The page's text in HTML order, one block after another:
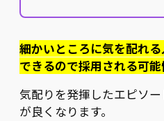
細かいところに気を配れ
できるので採用される可能
気配りを発揮したエピソ
が良くなります。